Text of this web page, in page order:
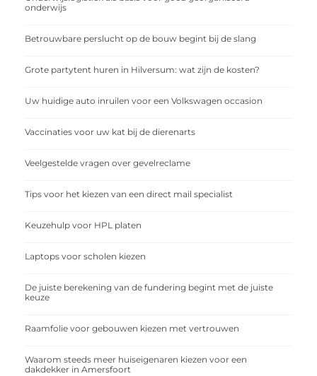
onderwijs
Betrouwbare perslucht op de bouw begint bij de slang
Grote partytent huren in Hilversum: wat zijn de kosten?
Uw huidige auto inruilen voor een Volkswagen occasion
Vaccinaties voor uw kat bij de dierenarts
Veelgestelde vragen over gevelreclame
Tips voor het kiezen van een direct mail specialist
Keuzehulp voor HPL platen
Laptops voor scholen kiezen
De juiste berekening van de fundering begint met de juiste
keuze
Raamfolie voor gebouwen kiezen met vertrouwen
Waarom steeds meer huiseigenaren kiezen voor een
dakdekker in Amersfoort